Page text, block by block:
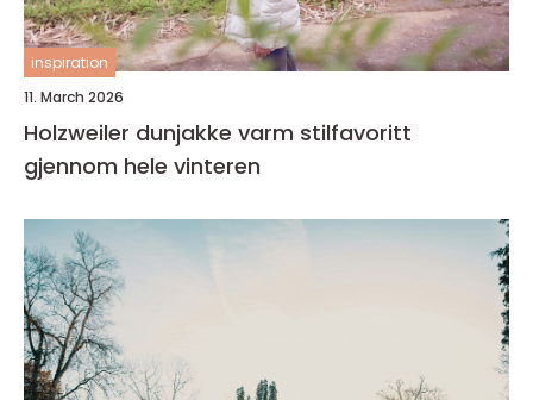
inspiration
11. March 2026
Holzweiler dunjakke varm stilfavoritt
gjennom hele vinteren